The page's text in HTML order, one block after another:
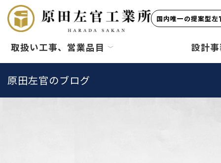
国内唯一の提案型
取扱い工事、営業品目 設計
原田左官のブログ